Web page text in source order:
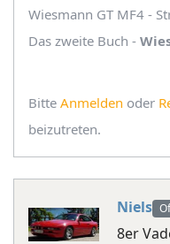
Wiesmann GT MF4 -
Das zweite Buch -
Bitte Anmelden oder
beizutreten.
Niels
8er